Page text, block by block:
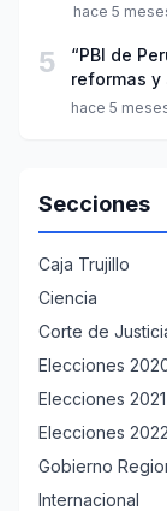
hace 5
5
“PBI de
reformas
hace 5
Secciones
Caja Trujillo
Ciencia
Corte de
Elecciones
Elecciones 2021
Elecciones 2022
Gobierno
Internacional